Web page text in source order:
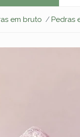
em bruto Pedras